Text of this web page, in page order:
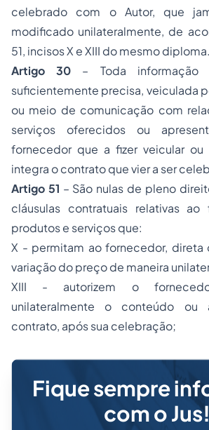
celebrado com o Autor, que
modificado unilateralmente, de
51, incisos X e XIII do mesmo diploma.
Artigo 30 – Toda informação
suficientemente precisa, veiculada
ou meio de comunicação com
serviços oferecidos ou
fornecedor que a fizer veicular
integra o contrato que vier a ser
Artigo 51 – São nulas de pleno
cláusulas contratuais relativas
produtos e serviços que:
X - permitam ao fornecedor, direta
variação do preço de maneira
XIII - autorizem o
unilateralmente o conteúdo
contrato, após sua celebração;
Fique sempre
com o Jus!